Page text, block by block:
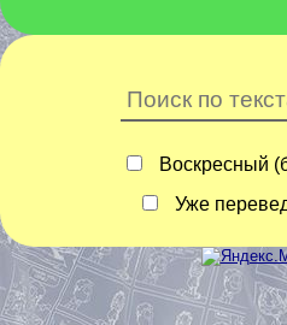
Воскресный
Уже